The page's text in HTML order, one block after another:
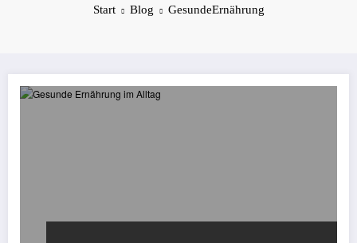
Start Blog GesundeErnährung